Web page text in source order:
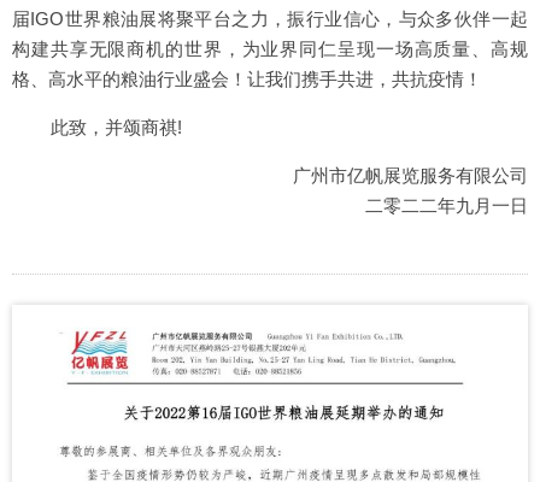
届IGO世界粮油展将聚平台之力，振行业信心，与众多伙伴一起
构建共享无限商机的世界，为业界同仁呈现一场高质量、高规
格、高水平的粮油行业盛会！让我们携手共进，共抗疫情！
此致，并颂商祺!
广州市亿帆展览服务有限公司
二零二二年九月一日